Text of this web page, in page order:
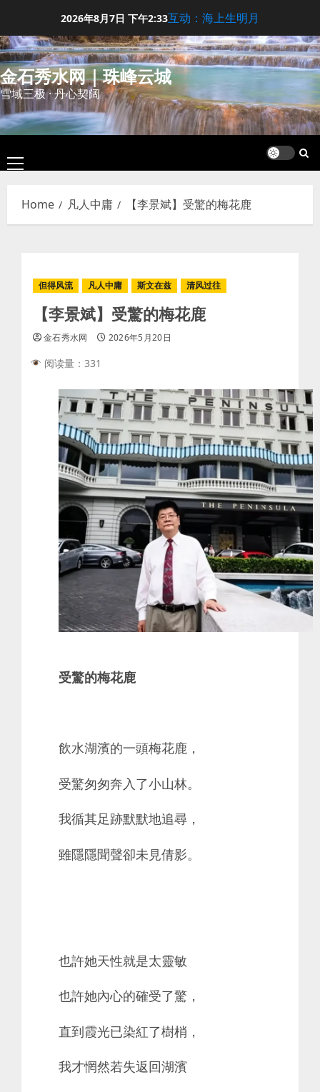
content
2026年8月7日 下午2:33互动：海上生明月
金石秀水网｜珠峰云城
雪域三极 · 丹心契阔
Primary
Menu
Home 凡人中庸 【李景斌】受驚的梅花鹿
但得风流 凡人中庸 斯文在兹 清风过往
【李景斌】受驚的梅花鹿
金石秀水网 2026年5月20日
阅读量：331
受驚的梅花鹿
飲水湖濱的一頭梅花鹿，
受驚匆匆奔入了小山林。
我循其足跡默默地追尋，
雖隱隱聞聲卻未見倩影。
也許她天性就是太靈敏
也許她內心的確受了驚，
直到霞光已染紅了樹梢，
我才惘然若失返回湖濱